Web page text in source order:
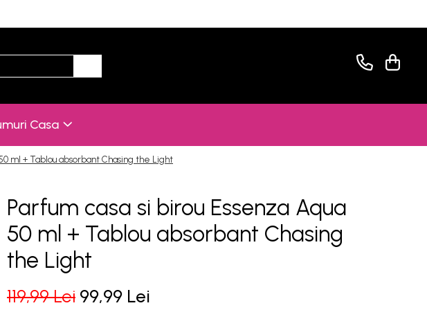
Casa
ml + Tablou absorbant Chasing the Light
Parfum casa si birou Essenza Aqua
50 ml + Tablou absorbant Chasing
the Light
119,99 Lei 99,99 Lei